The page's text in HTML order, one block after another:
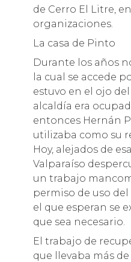
de Cerro El Litre,
organizaciones.
La casa de Pinto
Durante los años
la cual se accede
estuvo en el ojo
alcaldía era
entonces Hernán
utilizaba como su
Hoy, alejados de
Valparaíso
un trabajo
permiso de uso
el que esperan se
que sea necesario.
El trabajo de
que llevaba más de